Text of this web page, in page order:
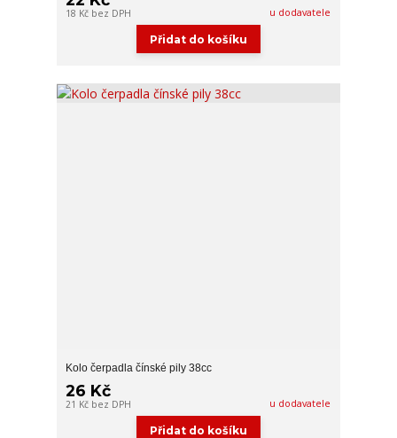
18 Kč bez DPH u dodavatele
Přidat do košíku
Kolo čerpadla čínské pily 38cc
26 Kč
21 Kč bez DPH u dodavatele
Přidat do košíku